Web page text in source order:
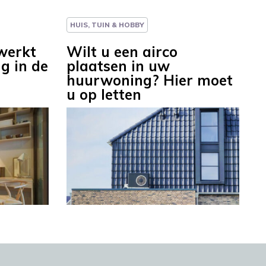
in de
HUIS, TUIN & HOBBY
Wilt u een airco
plaatsen in uw
huurwoning? Hier moet
u op letten